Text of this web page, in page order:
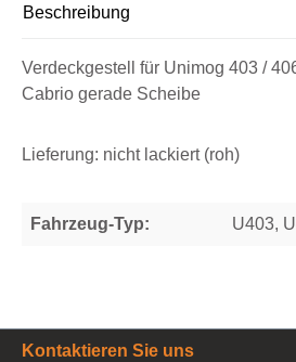
Beschreibung
Verdeckgestell für Unimog 403 /
Cabrio gerade Scheibe
Lieferung: nicht lackiert (roh)
Fahrzeug-Typ: U403,
Kontaktieren Sie uns